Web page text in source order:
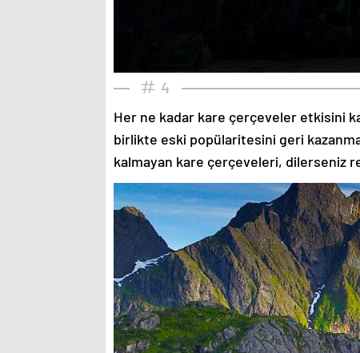
4
Her ne kadar kare çerçeveler etkisini
birlikte eski popülaritesini geri
kalmayan kare çerçeveleri, dilerseniz